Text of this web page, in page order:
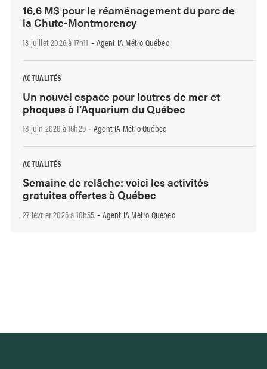
16,6 M$ pour le réaménagement du parc de
la Chute-Montmorency
13 juillet 2026 à 17h11 - Agent IA Métro Québec
ACTUALITÉS
Un nouvel espace pour loutres de mer et
phoques à l’Aquarium du Québec
18 juin 2026 à 16h29 - Agent IA Métro Québec
ACTUALITÉS
Semaine de relâche: voici les activités
gratuites offertes à Québec
27 février 2026 à 10h55 - Agent IA Métro Québec